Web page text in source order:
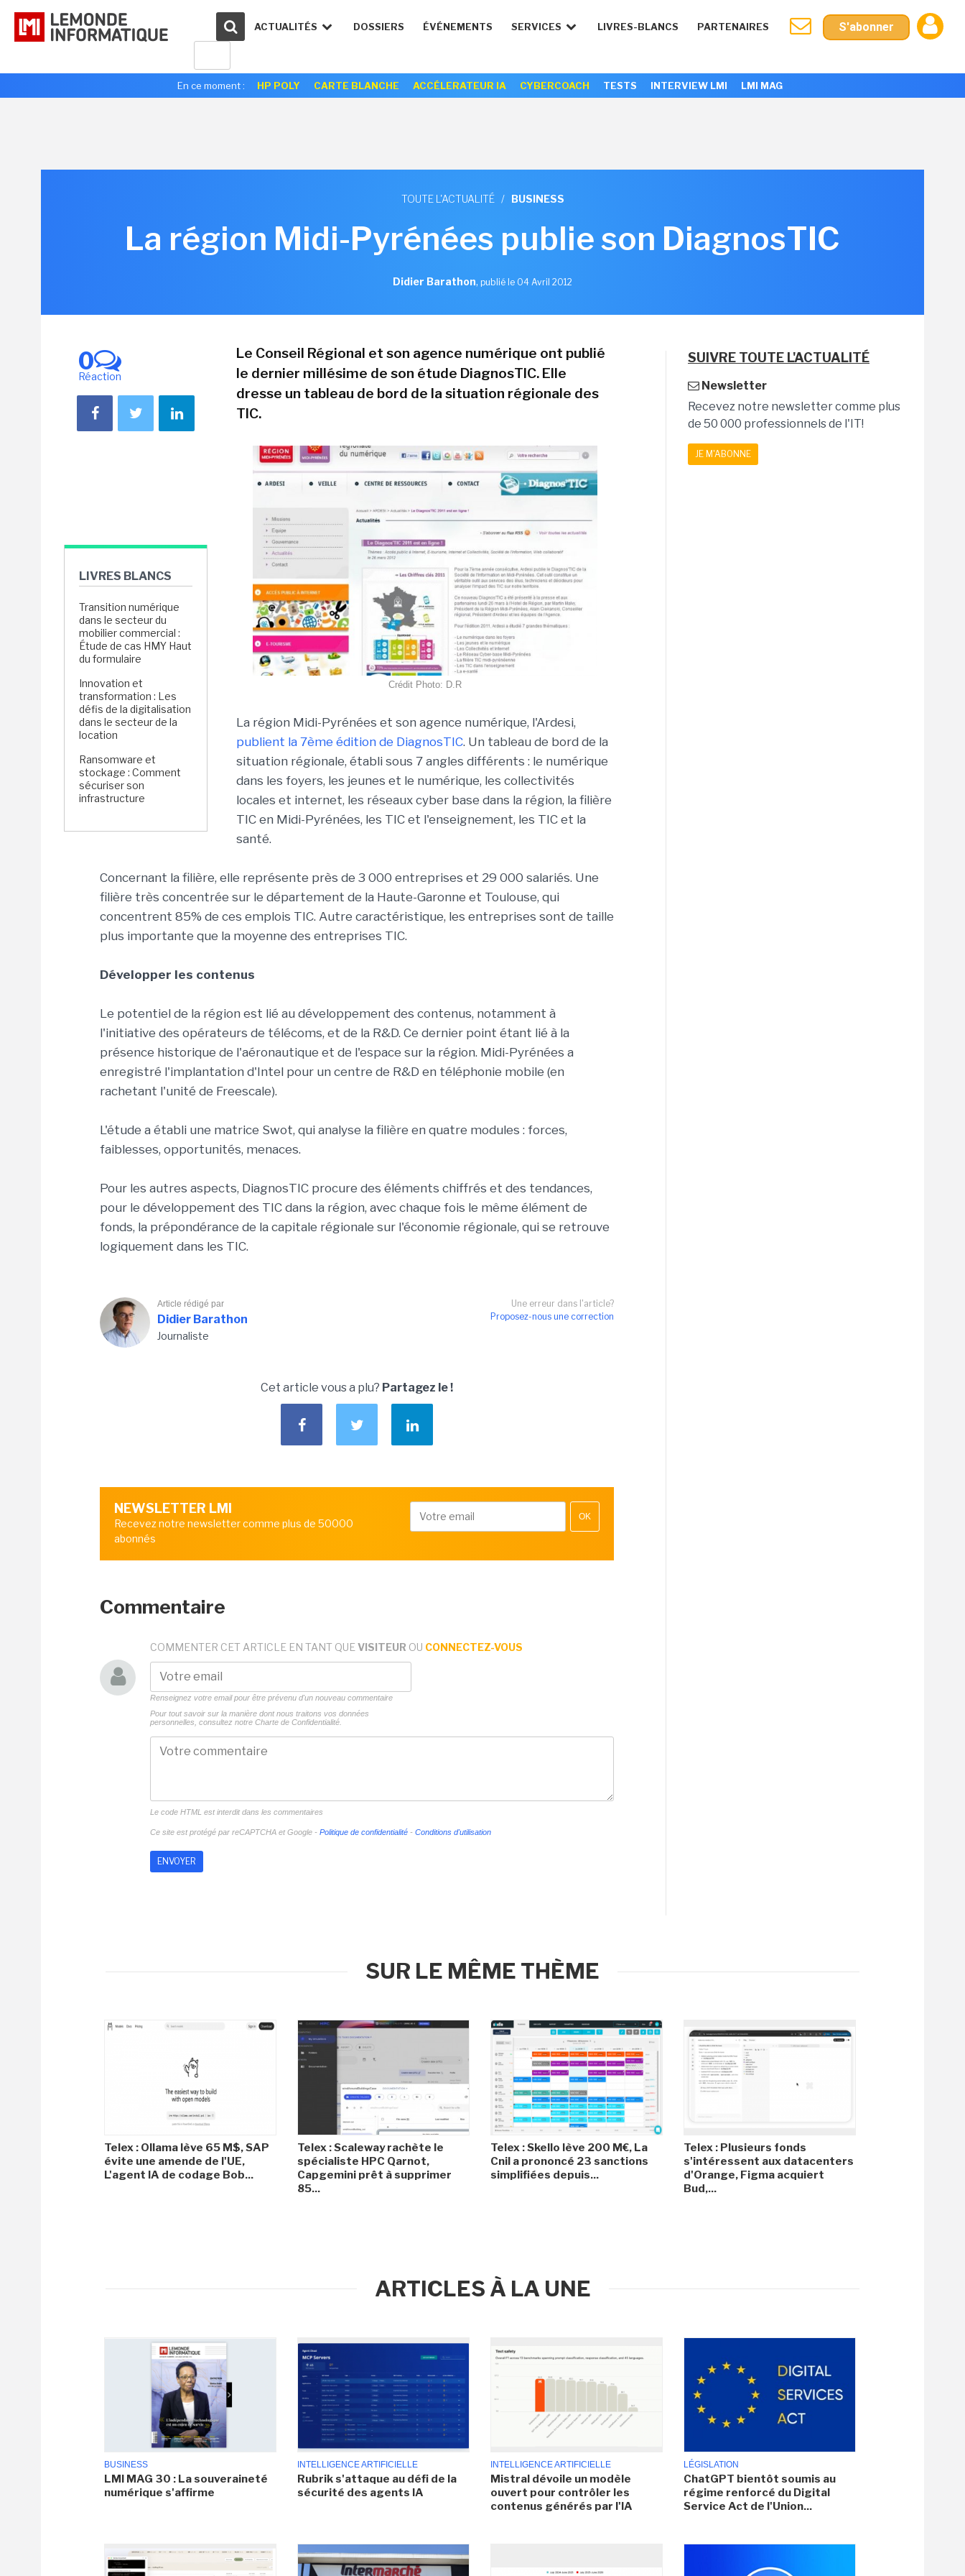
ACTUALITÉS DOSSIERS ÉVÉNEMENTS SERVICES LIVRES-BLANCS PARTENAIRES S'abonner
En ce moment : HP POLY CARTE BLANCHE ACCÉLERATEUR IA CYBERCOACH TESTS INTERVIEW LMI LMI MAG
TOUTE L'ACTUALITÉ / BUSINESS
La région Midi-Pyrénées publie son DiagnosTIC
Didier Barathon, publié le 04 Avril 2012
0
Réaction
LIVRES BLANCS
Transition numérique
dans le secteur du
mobilier commercial :
Étude de cas HMY Haut
du formulaire
Innovation et
transformation : Les
défis de la digitalisation
dans le secteur de la
location
Ransomware et
stockage : Comment
sécuriser son
infrastructure
Le Conseil Régional et son agence numérique ont publié
le dernier millésime de son étude DiagnosTIC. Elle
dresse un tableau de bord de la situation régionale des
TIC.
Crédit Photo: D.R
La région Midi-Pyrénées et son agence numérique, l'Ardesi,
publient la 7ème édition de DiagnosTIC. Un tableau de bord de la
situation régionale, établi sous 7 angles différents : le numérique
dans les foyers, les jeunes et le numérique, les collectivités
locales et internet, les réseaux cyber base dans la région, la filière
TIC en Midi-Pyrénées, les TIC et l'enseignement, les TIC et la
santé.
Concernant la filière, elle représente près de 3 000 entreprises et 29 000 salariés. Une
filière très concentrée sur le département de la Haute-Garonne et Toulouse, qui
concentrent 85% de ces emplois TIC. Autre caractéristique, les entreprises sont de taille
plus importante que la moyenne des entreprises TIC.
Développer les contenus
Le potentiel de la région est lié au développement des contenus, notamment à
l'initiative des opérateurs de télécoms, et de la R&D. Ce dernier point étant lié à la
présence historique de l'aéronautique et de l'espace sur la région. Midi-Pyrénées a
enregistré l'implantation d'Intel pour un centre de R&D en téléphonie mobile (en
rachetant l'unité de Freescale).
L'étude a établi une matrice Swot, qui analyse la filière en quatre modules : forces,
faiblesses, opportunités, menaces.
Pour les autres aspects, DiagnosTIC procure des éléments chiffrés et des tendances,
pour le développement des TIC dans la région, avec chaque fois le même élément de
fonds, la prépondérance de la capitale régionale sur l'économie régionale, qui se retrouve
logiquement dans les TIC.
Une erreur dans l'article?
Proposez-nous une correction
Article rédigé par
Didier Barathon
Journaliste
Cet article vous a plu? Partagez le !
NEWSLETTER LMI
Recevez notre newsletter comme plus de 50000
abonnés
OK
Commentaire
COMMENTER CET ARTICLE EN TANT QUE VISITEUR OU CONNECTEZ-VOUS
Renseignez votre email pour être prévenu d'un nouveau commentaire
Pour tout savoir sur la manière dont nous traitons vos données
personnelles, consultez notre Charte de Confidentialité.
Le code HTML est interdit dans les commentaires
Ce site est protégé par reCAPTCHA et Google - Politique de confidentialité - Conditions d'utilisation
SUIVRE TOUTE L'ACTUALITÉ
Newsletter
Recevez notre newsletter comme plus
de 50 000 professionnels de l'IT!
JE M'ABONNE
SUR LE MÊME THÈME
Telex : Ollama lève 65 M$, SAP
évite une amende de l'UE,
L'agent IA de codage Bob...
Telex : Scaleway rachète le
spécialiste HPC Qarnot,
Capgemini prêt à supprimer
85...
Telex : Skello lève 200 M€, La
Cnil a prononcé 23 sanctions
simplifiées depuis...
Telex : Plusieurs fonds
s'intéressent aux datacenters
d'Orange, Figma acquiert
Bud,...
ARTICLES À LA UNE
BUSINESS
LMI MAG 30 : La souveraineté
numérique s'affirme
INTELLIGENCE ARTIFICIELLE
Rubrik s'attaque au défi de la
sécurité des agents IA
INTELLIGENCE ARTIFICIELLE
Mistral dévoile un modèle
ouvert pour contrôler les
contenus générés par l'IA
LÉGISLATION
ChatGPT bientôt soumis au
régime renforcé du Digital
Service Act de l'Union...